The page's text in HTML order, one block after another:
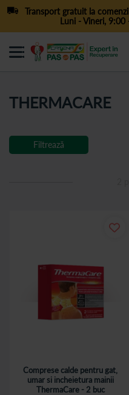
Transport gratuit la
Luni - Vineri, 9:00
THERMACARE
Comprese calde pentru gat,
umar si incheietura mainii
ThermaCare - 2 buc
Filtrează